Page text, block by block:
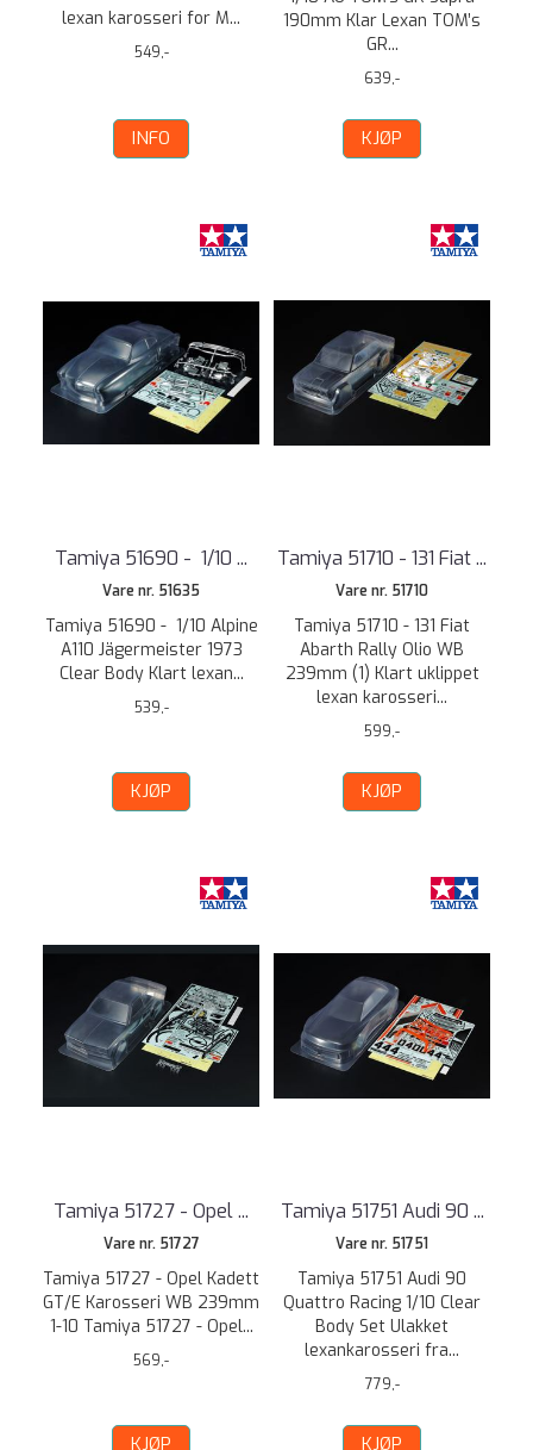
lexan karosseri for M...
549,-
INFO
190mm Klar Lexan TOM’s
GR...
639,-
KJØP
Tamiya 51690 - 1/10 ...
Vare nr. 51635
Tamiya 51690 - 1/10 Alpine
A110 Jägermeister 1973
Clear Body Klart lexan...
539,-
KJØP
Tamiya 51710 - 131 Fiat ...
Vare nr. 51710
Tamiya 51710 - 131 Fiat
Abarth Rally Olio WB
239mm (1) Klart uklippet
lexan karosseri...
599,-
KJØP
Tamiya 51727 - Opel ...
Vare nr. 51727
Tamiya 51727 - Opel Kadett
GT/E Karosseri WB 239mm
1-10 Tamiya 51727 - Opel...
569,-
KJØP
Tamiya 51751 Audi 90 ...
Vare nr. 51751
Tamiya 51751 Audi 90
Quattro Racing 1/10 Clear
Body Set Ulakket
lexankarosseri fra...
779,-
KJØP